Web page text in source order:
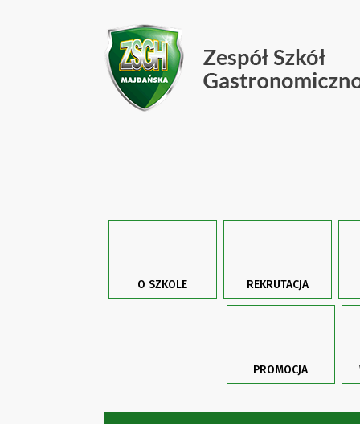
O SZKOLE REKRUTACJA
PROMOCJA